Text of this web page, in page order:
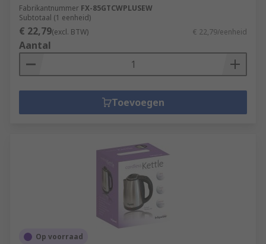
Fabrikantnummer FX-85GTCWPLUSEW
Subtotaal (1 eenheid)
€ 22,79(excl. BTW) € 22,79/eenheid
Aantal
Toevoegen
Op voorraad